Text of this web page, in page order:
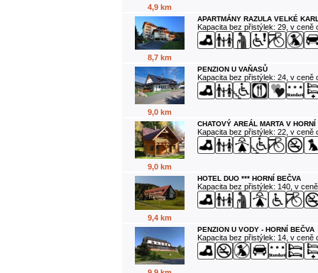
4,9 km
8,7 km
APARTMÁNY RAZULA VELKÉ
Kapacita bez přistýlek: 29, v ceně
9,0 km
PENZION U VAŇASŮ
Kapacita bez přistýlek: 24, v ceně
9,0 km
CHATOVÝ AREÁL MARTA V
Kapacita bez přistýlek: 22, v ceně
9,4 km
HOTEL DUO *** HORNÍ BEČVA
Kapacita bez přistýlek: 140, v
PENZION U VODY - HORNÍ BEČVA
Kapacita bez přistýlek: 14, v ceně